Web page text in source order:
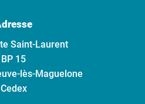
Saint-Laurent
BP 15
lès-Maguelone
Cedex